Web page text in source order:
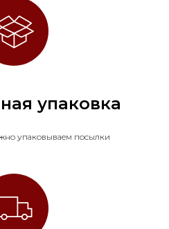
упаковка
упаковываем посылки